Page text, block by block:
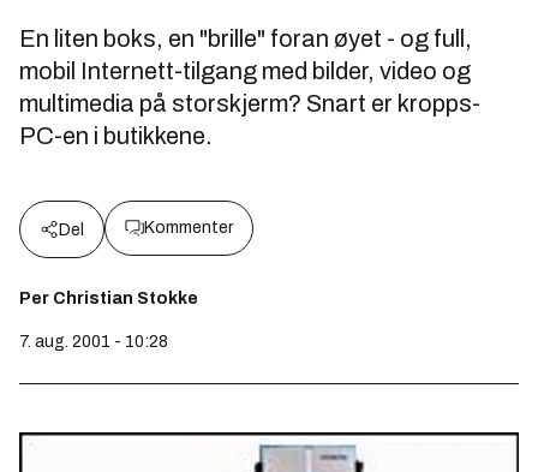
En liten boks, en "brille" foran øyet - og full,
mobil Internett-tilgang med bilder, video og
multimedia på storskjerm? Snart er kropps-
PC-en i butikkene.
Del Kommenter
Per Christian Stokke
7. aug. 2001 - 10:28